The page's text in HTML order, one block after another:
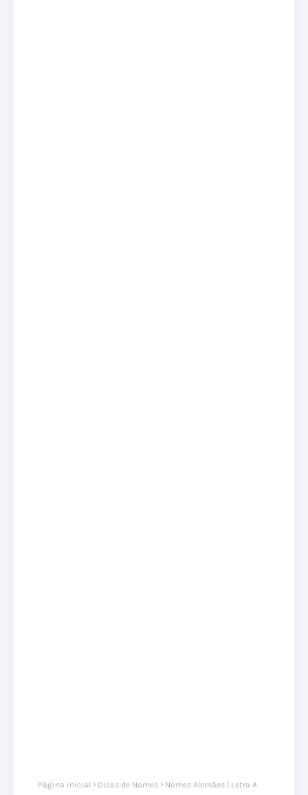
Página inicial Dicas de Nomes Nomes Alemães | Letra A